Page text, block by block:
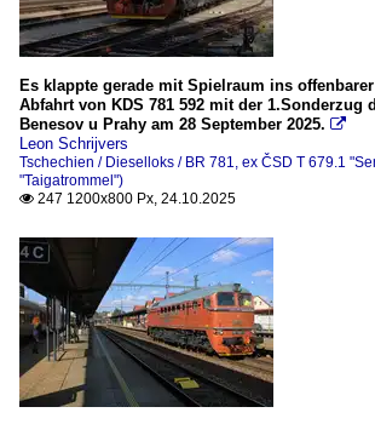
Es klappte gerade mit Spielraum ins
Abfahrt von KDS 781 592 mit der 1.Sonderzug
Benesov u Prahy am 28 September 2025. 
Leon Schrijvers
Tschechien / Dieselloks / BR 781, ex ČSD T 679.1
"Taigatrommel")
 247 1200x800 Px, 24.10.2025